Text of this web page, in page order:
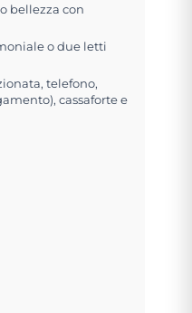
bellezza con
o due letti
telefono,
cassaforte e